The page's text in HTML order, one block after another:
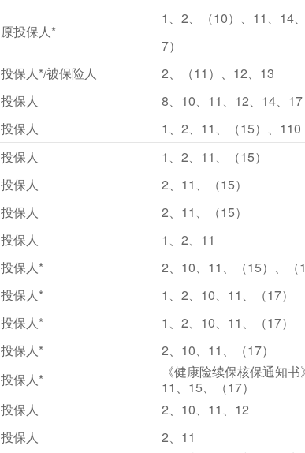
原投保人*
1、2、（10）、11、14
7）
投保人*/被保险人 2、（11）、12、13
投保人 8、10、11、12、14、17
投保人 1、2、11、（15）、110
投保人 1、2、11、（15）
投保人 2、11、（15）
投保人 2、11、（15）
投保人 1、2、11
投保人* 2、10、11、（15）、（
投保人* 1、2、10、11、（17）
投保人* 1、2、10、11、（17）
投保人* 2、10、11、（17）
投保人*
《健康险续保核保通知书
11、15、（17）
投保人 2、10、11、12
投保人 2、11